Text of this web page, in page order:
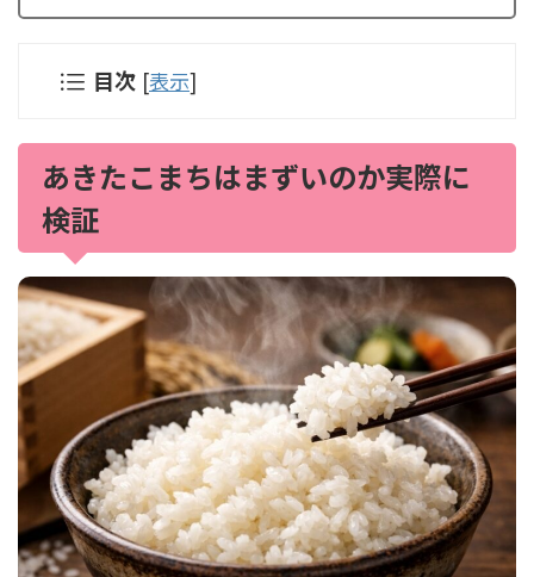
目次 [表示]
あきたこまちはまずいのか実際に
検証